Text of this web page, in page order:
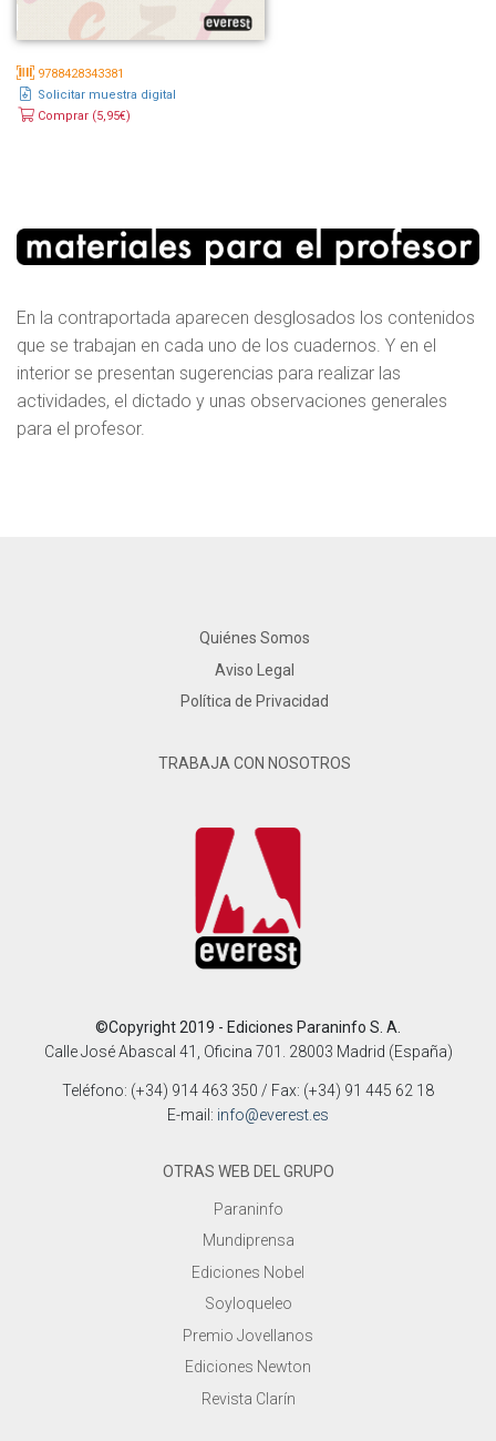
9788428343381
Solicitar muestra digital
Comprar (5,95€)
En la contraportada aparecen desglosados los contenidos
que se trabajan en cada uno de los cuadernos. Y en el
interior se presentan sugerencias para realizar las
actividades, el dictado y unas observaciones generales
para el profesor.
Quiénes Somos
Aviso Legal
Política de Privacidad
TRABAJA CON NOSOTROS
©Copyright 2019 - Ediciones Paraninfo S. A.
Calle José Abascal 41, Oficina 701. 28003 Madrid (España)
Teléfono: (+34) 914 463 350 / Fax: (+34) 91 445 62 18
E-mail: info@everest.es
OTRAS WEB DEL GRUPO
Paraninfo
Mundiprensa
Ediciones Nobel
Soyloqueleo
Premio Jovellanos
Ediciones Newton
Revista Clarín